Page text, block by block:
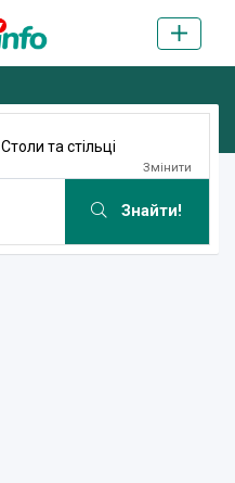
Столи та стільці
Змінити
Знайти!